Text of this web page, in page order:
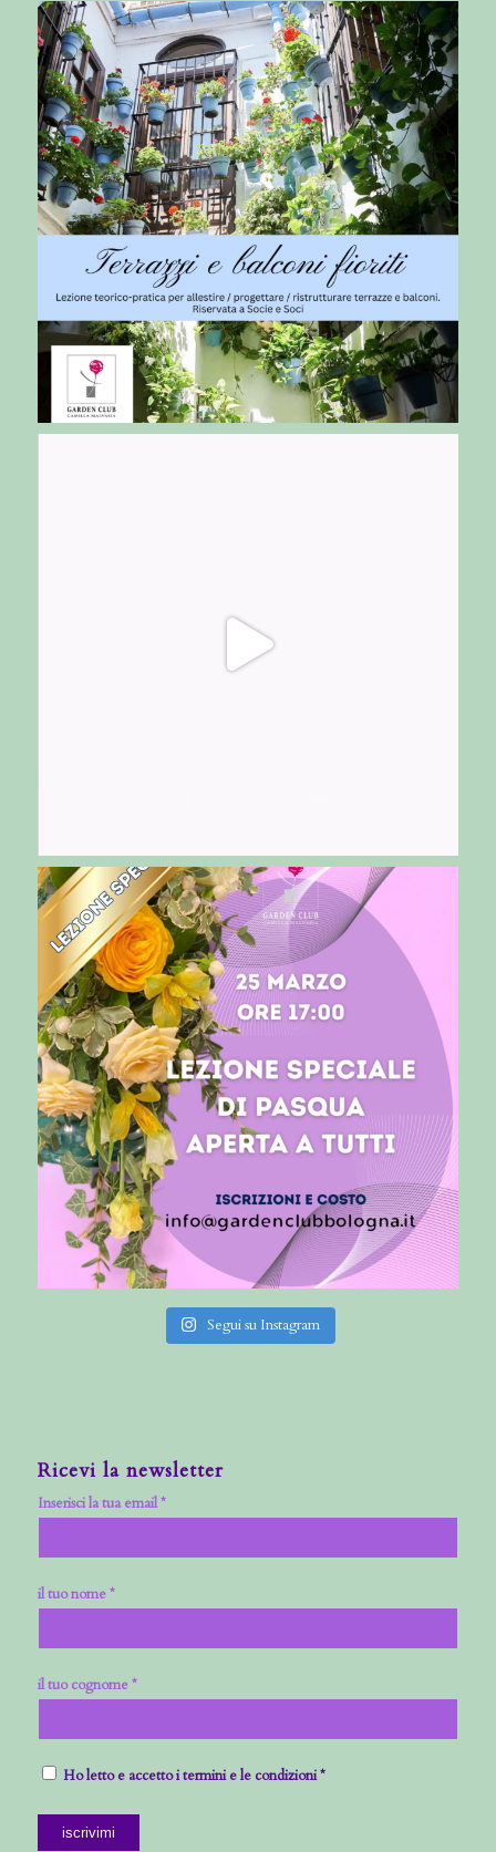
Segui su Instagram
Ricevi la newsletter
Inserisci la tua email *
il tuo nome *
il tuo cognome *
Ho letto e accetto i termini e le condizioni *